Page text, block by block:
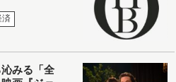
済
みる「全